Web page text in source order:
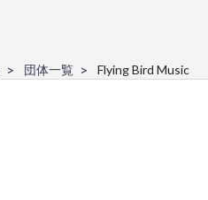
団体一覧 Flying Bird Music